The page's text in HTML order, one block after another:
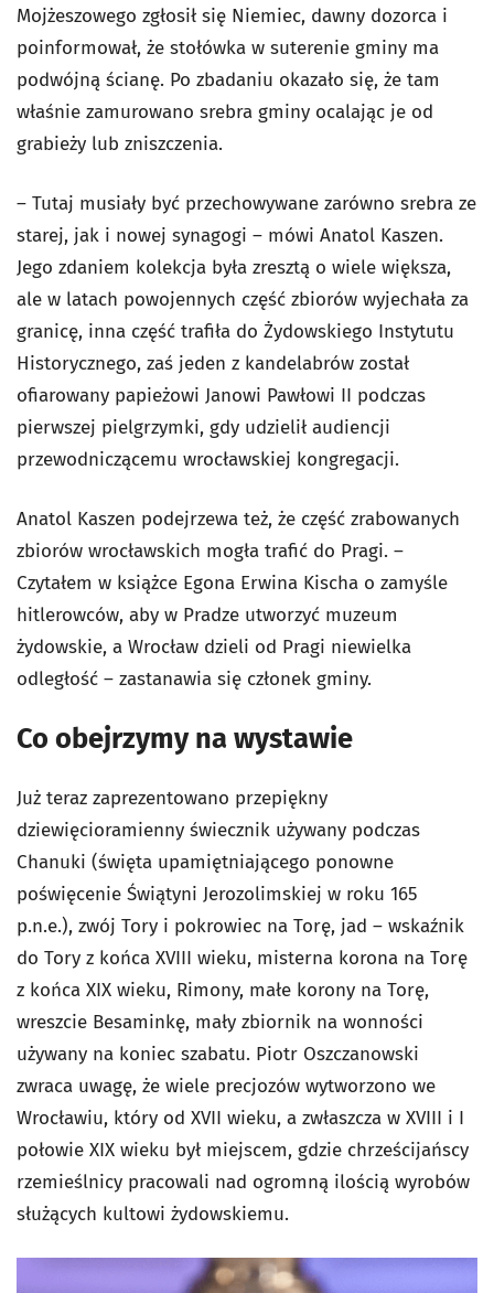
Mojżeszowego zgłosił się Niemiec, dawny dozorca i
poinformował, że stołówka w suterenie gminy ma
podwójną ścianę. Po zbadaniu okazało się, że tam
właśnie zamurowano srebra gminy ocalając je od
grabieży lub zniszczenia.
– Tutaj musiały być przechowywane zarówno srebra ze
starej, jak i nowej synagogi – mówi Anatol Kaszen.
Jego zdaniem kolekcja była zresztą o wiele większa,
ale w latach powojennych część zbiorów wyjechała za
granicę, inna część trafiła do Żydowskiego Instytutu
Historycznego, zaś jeden z kandelabrów został
ofiarowany papieżowi Janowi Pawłowi II podczas
pierwszej pielgrzymki, gdy udzielił audiencji
przewodniczącemu wrocławskiej kongregacji.
Anatol Kaszen podejrzewa też, że część zrabowanych
zbiorów wrocławskich mogła trafić do Pragi. –
Czytałem w książce Egona Erwina Kischa o zamyśle
hitlerowców, aby w Pradze utworzyć muzeum
żydowskie, a Wrocław dzieli od Pragi niewielka
odległość – zastanawia się członek gminy.
Co obejrzymy na wystawie
Już teraz zaprezentowano przepiękny
dziewięcioramienny świecznik używany podczas
Chanuki (święta upamiętniającego ponowne
poświęcenie Świątyni Jerozolimskiej w roku 165
p.n.e.), zwój Tory i pokrowiec na Torę, jad – wskaźnik
do Tory z końca XVIII wieku, misterna korona na Torę
z końca XIX wieku, Rimony, małe korony na Torę,
wreszcie Besaminkę, mały zbiornik na wonności
używany na koniec szabatu. Piotr Oszczanowski
zwraca uwagę, że wiele precjozów wytworzono we
Wrocławiu, który od XVII wieku, a zwłaszcza w XVIII i I
połowie XIX wieku był miejscem, gdzie chrześcijańscy
rzemieślnicy pracowali nad ogromną ilością wyrobów
służących kultowi żydowskiemu.